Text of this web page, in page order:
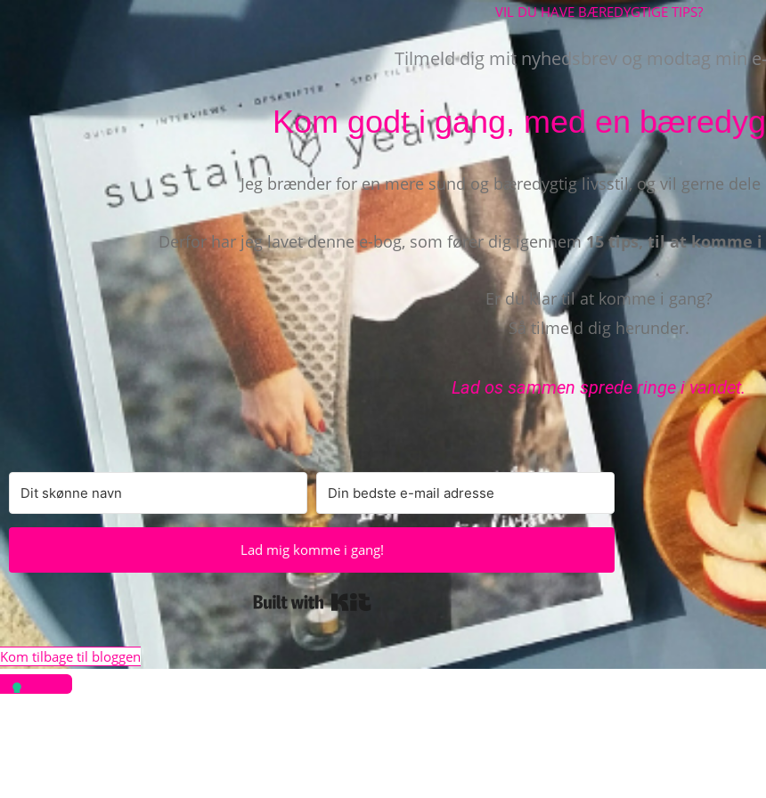
VIL DU HAVE BÆREDYGTIGE TIPS?
Tilmeld dig mit nyhedsbrev og modtag min
Kom godt i gang, med en
Jeg brænder for en mere sund og bæredygtig livsstil, og vil gerne
Derfor har jeg lavet denne e-bog, som fører dig igennem15 tips,til at komme i
Er du klar til at komme i gang?
Så tilmeld dig herunder.
Lad os sammen sprede ringe i vandet.
Lad mig komme i gang!
Kom tilbage til bloggen